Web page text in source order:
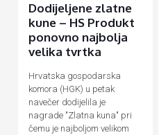
Dodijeljene zlatne
kune – HS Produkt
ponovno najbolja
velika tvrtka
Hrvatska gospodarska
komora (HGK) u petak
navečer dodijelila je
nagrade "Zlatna kuna" pri
čemu je najboljom velikom